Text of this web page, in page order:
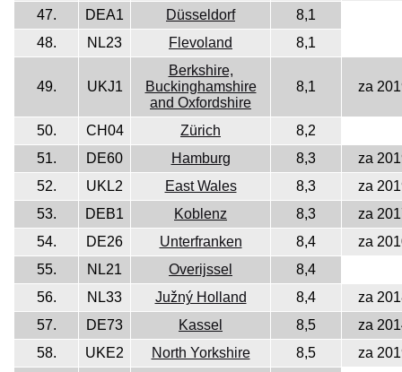
47.
DEA1 Düsseldorf
8,1
48.
NL23 Flevoland 8,1
49. UKJ1
Berkshire,
Buckinghamshire
and Oxfordshire
8,1 za
50. CH04 Zürich
8,2
51.
DE60 Hamburg 8,3
za
52.
UKL2 East Wales 8,3
za
53.
DEB1 Koblenz 8,3
za
54.
DE26 Unterfranken 8,4
za
55.
NL21 Overijssel
8,4
56.
NL33 Južný Holland 8,4
za
57.
DE73 Kassel 8,5
za
58.
UKE2 North Yorkshire 8,5
za